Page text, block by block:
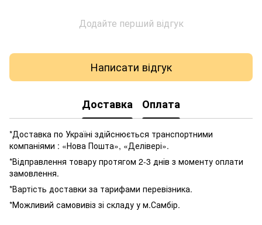
Додайте перший відгук
Написати відгук
Доставка Оплата
*Доставка по Україні здійснюється транспортними
компаніями : «Нова Пошта», «Делівері».
*Відправлення товару протягом 2-3 днів з моменту оплати
замовлення.
*Вартість доставки за тарифами перевізника.
*Можливий самовивіз зі складу у м.Самбір.